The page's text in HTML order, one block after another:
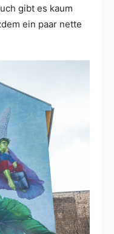
gibt es kaum
ein paar nette